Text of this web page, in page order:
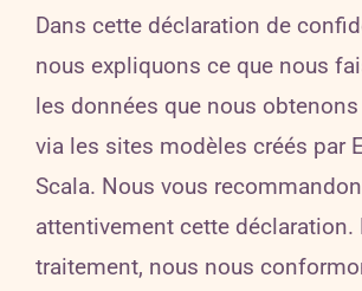
Dans cette déclaration de
nous expliquons ce que nous
les données que nous
via les sites modèles créés par
Scala. Nous vous
attentivement cette déclaration.
traitement, nous nous